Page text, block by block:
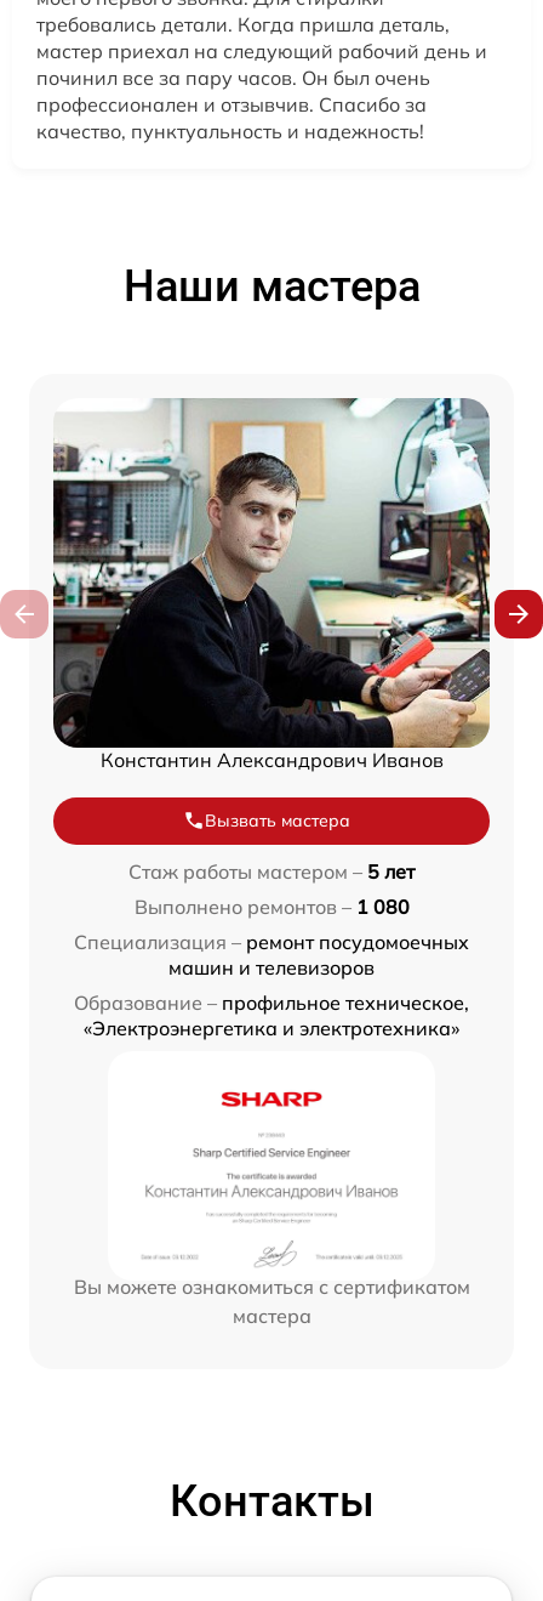
требовались детали. Когда пришла деталь,
мастер приехал на следующий рабочий день и
починил все за пару часов. Он был очень
профессионален и отзывчив. Спасибо за
качество, пунктуальность и надежность!
Наши мастера
Константин Александрович Иванов
Вызвать мастера
Стаж работы мастером – 5 лет
Выполнено ремонтов – 1 080
Специализация – ремонт посудомоечных
машин и телевизоров
Образование – профильное техническое,
«Электроэнергетика и электротехника»
Вы можете ознакомиться с сертификатом
мастера
Контакты